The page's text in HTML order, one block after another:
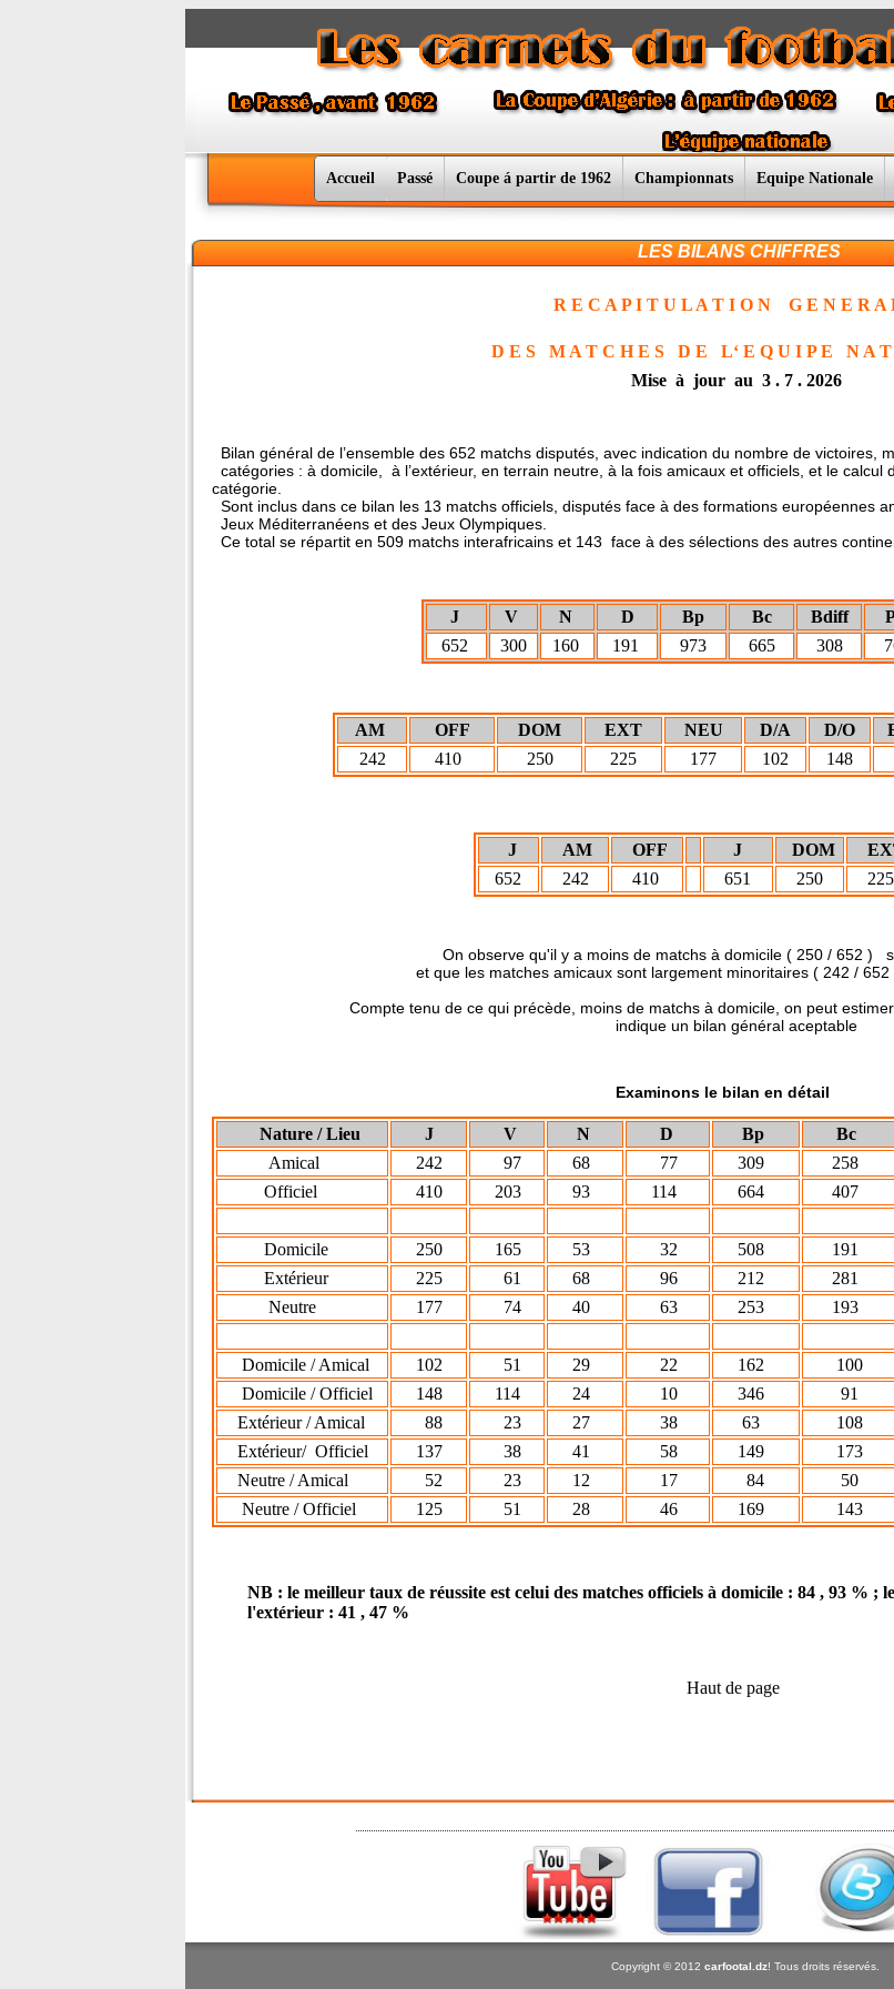
Accueil Passé Coupe á partir de 1962 Championnats Equipe Nationale
LES BILANS CHIFFRES
R E C A P I T U L A T I O N G E N E R A
D E S M A T C H E S D E L‘ E Q U I P E N A T
Mise à jour au 3 . 7 . 2026
Bilan général de l’ensemble des 652 matchs disputés, avec indication du nombre de victoires,
catégories : à domicile, à l’extérieur, en terrain neutre, à la fois amicaux et officiels, et le
catégorie.
Sont inclus dans ce bilan les 13 matchs officiels, disputés face à des formations européennes
Jeux Méditerranéens et des Jeux Olympiques.
Ce total se répartit en 509 matchs interafricains et 143 face à des sélections des autres
J V N D Bp Bc Bdiff
652
300 160 191 973 665 308
AM OFF DOM EXT NEU D/A D/O
242
410 250 225 177 102 148
J AM OFF J DOM
652
242 410 651 250 225
On observe qu'il y a moins de matchs à domicile ( 250 / 652 ) soit
et que les matches amicaux sont largement minoritaires ( 242 / 652 )
Compte tenu de ce qui précède, moins de matchs à domicile, on peut estimer
indique un bilan général aceptable
Examinons le bilan en détail
Nature / Lieu J V N D Bp Bc
Amical
242 97 68 77 309 258
Officiel
410 203 93 114 664 407
Domicile 250 165 53 32 508 191
Extérieur
225 61 68 96 212 281
Neutre
177 74 40 63 253 193
Domicile / Amical 102 51 29 22 162 100
Domicile / Officiel
148 114 24 10 346 91
Extérieur / Amical
88 23 27 38 63 108
Extérieur/ Officiel
137 38 41 58 149 173
Neutre / Amical
52 23 12 17 84 50
Neutre / Officiel
125 51 28 46 169 143
NB : le meilleur taux de réussite est celui des matches officiels à domicile : 84 , 93 % ;
l'extérieur : 41 , 47 %
Haut de page
Copyright © 2012 carfootal.dz! Tous droits réservés.